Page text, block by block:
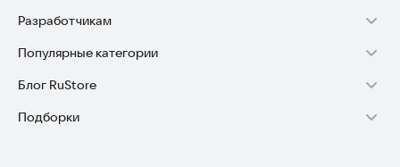
Установка RuStore на TV
Установка RuStore на телефон
Установка RuStore в машину
Помощь пользователям RuStore
Разработчикам
Зарабатывать с RuStore
Стать разработчиком
Доступ к RuStore Консоль
Популярные категории
Игры для Android
Приложения банков
Блог RuStore
Обзоры игр для Android 2025
Подборки